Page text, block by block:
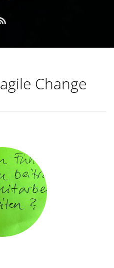
agile Change